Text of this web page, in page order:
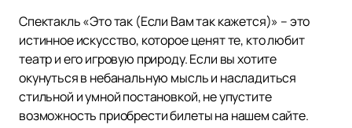
Спектакль «Это так (Если Вам так кажется)» – это
истинное искусство, которое ценят те, кто любит
театр и его игровую природу. Если вы хотите
окунуться в небанальную мысль и насладиться
стильной и умной постановкой, не упустите
возможность приобрести билеты на нашем сайте.